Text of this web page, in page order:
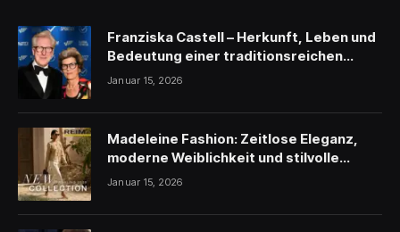
Franziska Castell – Herkunft, Leben und
Bedeutung einer traditionsreichen
Persönlichkeit
Januar 15, 2026
Madeleine Fashion: Zeitlose Eleganz,
moderne Weiblichkeit und stilvolle
Inspiration
Januar 15, 2026